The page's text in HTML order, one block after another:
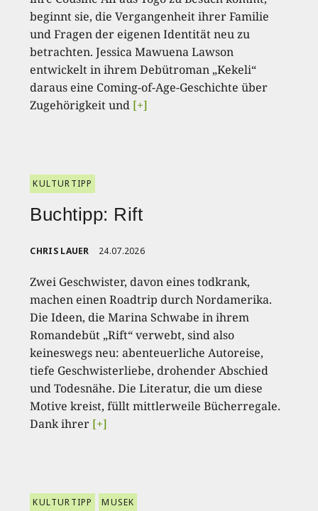
beginnt sie, die Vergangenheit ihrer Familie
und Fragen der eigenen Identität neu zu
betrachten. Jessica Mawuena Lawson
entwickelt in ihrem Debütroman „Kekeli“
daraus eine Coming-of-Age-Geschichte über
Zugehörigkeit und [+]
KULTURTIPP
Buchtipp: Rift
CHRIS LAUER 24.07.2026
Zwei Geschwister, davon eines todkrank,
machen einen Roadtrip durch Nordamerika.
Die Ideen, die Marina Schwabe in ihrem
Romandebüt „Rift“ verwebt, sind also
keineswegs neu: abenteuerliche Autoreise,
tiefe Geschwisterliebe, drohender Abschied
und Todesnähe. Die Literatur, die um diese
Motive kreist, füllt mittlerweile Bücherregale.
Dank ihrer [+]
KULTURTIPP MUSEK